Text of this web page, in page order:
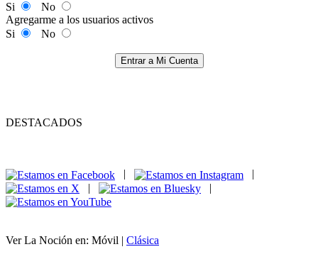
Si
No
Agregarme a los usuarios activos
Si
No
Entrar a Mi Cuenta
DESTACADOS
|
|
Ver La Noción en: Móvil | Clásica